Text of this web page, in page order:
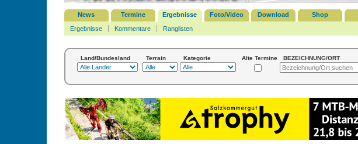
News Termine Ergebnisse Foto/Video Download Shop
Ergebnisse
Kommentare Ranglisten
Land/Bundesland Terrain Kategorie Alte Termine BEZEICHNUNG/ORT